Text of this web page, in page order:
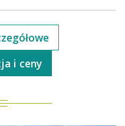
i ceny